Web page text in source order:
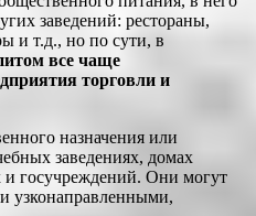
заведений: рестораны,
и т.д., но по сути, в
все чаще
торговли и
назначения или
заведениях, домах
и госучреждений. Они могут
узконаправленными,